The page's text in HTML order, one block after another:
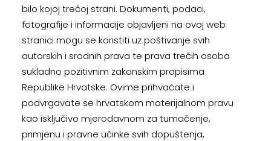
bilo kojoj trećoj strani. Dokumenti, podaci,
fotografije i informacije objavljeni na ovoj web
stranici mogu se koristiti uz poštivanje svih
autorskih i srodnih prava te prava trećih osoba
sukladno pozitivnim zakonskim propisima
Republike Hrvatske. Ovime prihvaćate i
podvrgavate se hrvatskom materijalnom pravu
kao isključivo mjerodavnom za tumačenje,
primjenu i pravne učinke svih dopuštenja,